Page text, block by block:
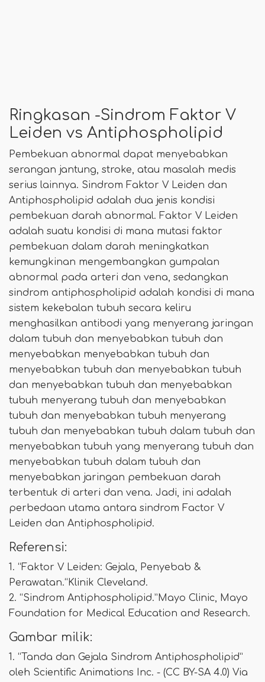
Ringkasan -Sindrom Faktor V
Leiden vs Antiphospholipid
Pembekuan abnormal dapat menyebabkan
serangan jantung, stroke, atau masalah medis
serius lainnya. Sindrom Faktor V Leiden dan
Antiphospholipid adalah dua jenis kondisi
pembekuan darah abnormal. Faktor V Leiden
adalah suatu kondisi di mana mutasi faktor
pembekuan dalam darah meningkatkan
kemungkinan mengembangkan gumpalan
abnormal pada arteri dan vena, sedangkan
sindrom antiphospholipid adalah kondisi di mana
sistem kekebalan tubuh secara keliru
menghasilkan antibodi yang menyerang jaringan
dalam tubuh dan menyebabkan tubuh dan
menyebabkan menyebabkan tubuh dan
menyebabkan tubuh dan menyebabkan tubuh
dan menyebabkan tubuh dan menyebabkan
tubuh menyerang tubuh dan menyebabkan
tubuh dan menyebabkan tubuh menyerang
tubuh dan menyebabkan tubuh dalam tubuh dan
menyebabkan tubuh yang menyerang tubuh dan
menyebabkan tubuh dalam tubuh dan
menyebabkan jaringan pembekuan darah
terbentuk di arteri dan vena. Jadi, ini adalah
perbedaan utama antara sindrom Factor V
Leiden dan Antiphospholipid.
Referensi:
1. “Faktor V Leiden: Gejala, Penyebab &
Perawatan.“Klinik Cleveland.
2. “Sindrom Antiphospholipid.”Mayo Clinic, Mayo
Foundation for Medical Education and Research.
Gambar milik:
1. “Tanda dan Gejala Sindrom Antiphospholipid”
oleh Scientific Animations Inc. - (CC BY-SA 4.0) Via